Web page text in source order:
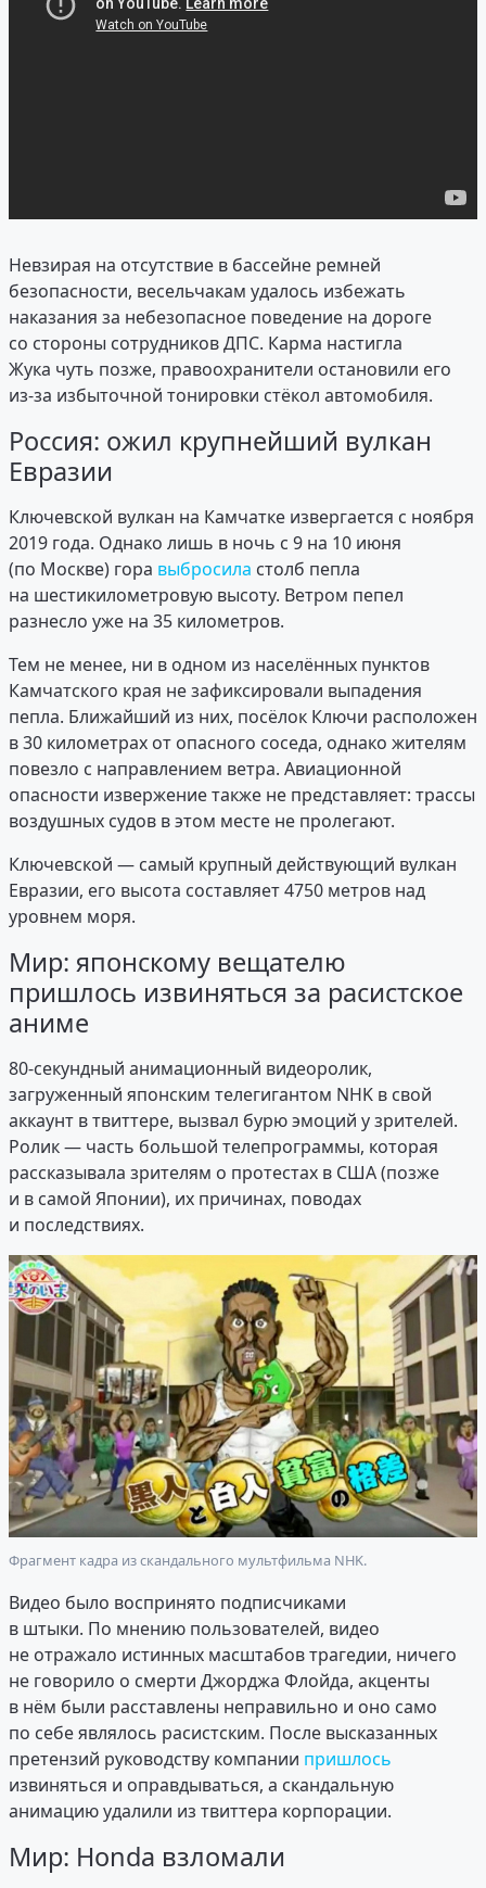
Невзирая на отсутствие в бассейне ремней
безопасности, весельчакам удалось избежать
наказания за небезопасное поведение на дороге
со стороны сотрудников ДПС. Карма настигла
Жука чуть позже, правоохранители остановили его
из-за избыточной тонировки стёкол автомобиля.
Россия: ожил крупнейший вулкан
Евразии
Ключевской вулкан на Камчатке извергается с ноября
2019 года. Однако лишь в ночь с 9 на 10 июня
(по Москве) гора выбросила столб пепла
на шестикилометровую высоту. Ветром пепел
разнесло уже на 35 километров.
Тем не менее, ни в одном из населённых пунктов
Камчатского края не зафиксировали выпадения
пепла. Ближайший из них, посёлок Ключи расположен
в 30 километрах от опасного соседа, однако жителям
повезло с направлением ветра. Авиационной
опасности извержение также не представляет: трассы
воздушных судов в этом месте не пролегают.
Ключевской — самый крупный действующий вулкан
Евразии, его высота составляет 4750 метров над
уровнем моря.
Мир: японскому вещателю
пришлось извиняться за расистское
аниме
80-секундный анимационный видеоролик,
загруженный японским телегигантом NHK в свой
аккаунт в твиттере, вызвал бурю эмоций у зрителей.
Ролик — часть большой телепрограммы, которая
рассказывала зрителям о протестах в США (позже
и в самой Японии), их причинах, поводах
и последствиях.
Фрагмент кадра из скандального мультфильма NHK.
Видео было воспринято подписчиками
в штыки. По мнению пользователей, видео
не отражало истинных масштабов трагедии, ничего
не говорило о смерти Джорджа Флойда, акценты
в нём были расставлены неправильно и оно само
по себе являлось расистским. После высказанных
претензий руководству компании пришлось
извиняться и оправдываться, а скандальную
анимацию удалили из твиттера корпорации.
Мир: Honda взломали